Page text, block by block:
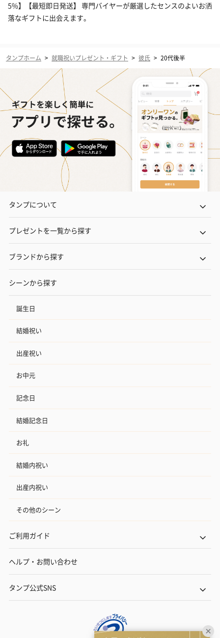
5%】【最短即日発送】 専門バイヤーが厳選したセンスのよいお洒
落なギフトに出会えます。
タンプホーム > 就職祝いプレゼント・ギフト > 彼氏 > 20代後半
タンプについて
プレゼントを一覧から探す
ブランドから探す
シーンから探す
誕生日
結婚祝い
出産祝い
お中元
記念日
結婚記念日
お礼
結婚内祝い
出産内祝い
その他のシーン
ご利用ガイド
ヘルプ・お問い合わせ
タンプ公式SNS